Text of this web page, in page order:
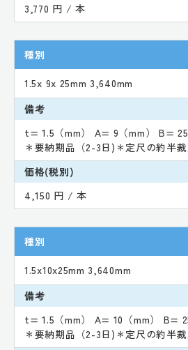
3,770 円 / 本
種別
1.5x 9x 25mm 3,640mm
備考
t= 1.5（mm） A= 9（mm） B= 25
＊要納期品（2-3日)＊定尺の約半裁
価格(税別)
4,150 円 / 本
種別
1.5x10x25mm 3,640mm
備考
t= 1.5（mm） A= 10（mm） B=
＊要納期品（2-3日)＊定尺の約半裁